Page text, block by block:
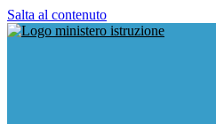
Salta al contenuto